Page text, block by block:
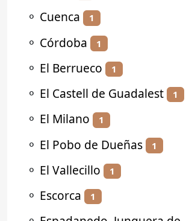
⚬ Cuenca 1
⚬ Córdoba 1
⚬ El Berrueco 1
⚬ El Castell de Guadalest 1
⚬ El Milano 1
⚬ El Pobo de Dueñas 1
⚬ El Vallecillo 1
⚬ Escorca 1